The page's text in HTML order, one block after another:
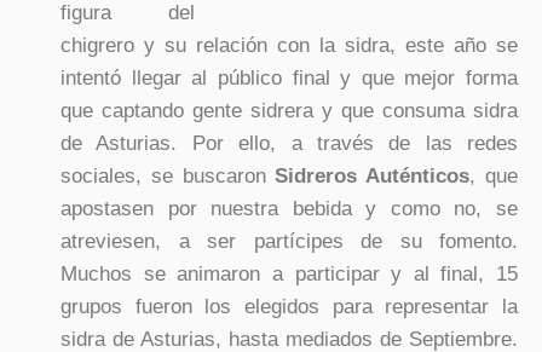
figura del
chigrero y su relación con la sidra, este año se
intentó llegar al público final y que mejor forma
que captando gente sidrera y que consuma sidra
de Asturias. Por ello, a través de las redes
sociales, se buscaronSidreros Auténticos, que
apostasen por nuestra bebida y como no, se
atreviesen, a ser partícipes de su fomento.
Muchos se animaron a participar y al final, 15
grupos fueron los elegidos para representar la
sidra de Asturias, hasta mediados de Septiembre.